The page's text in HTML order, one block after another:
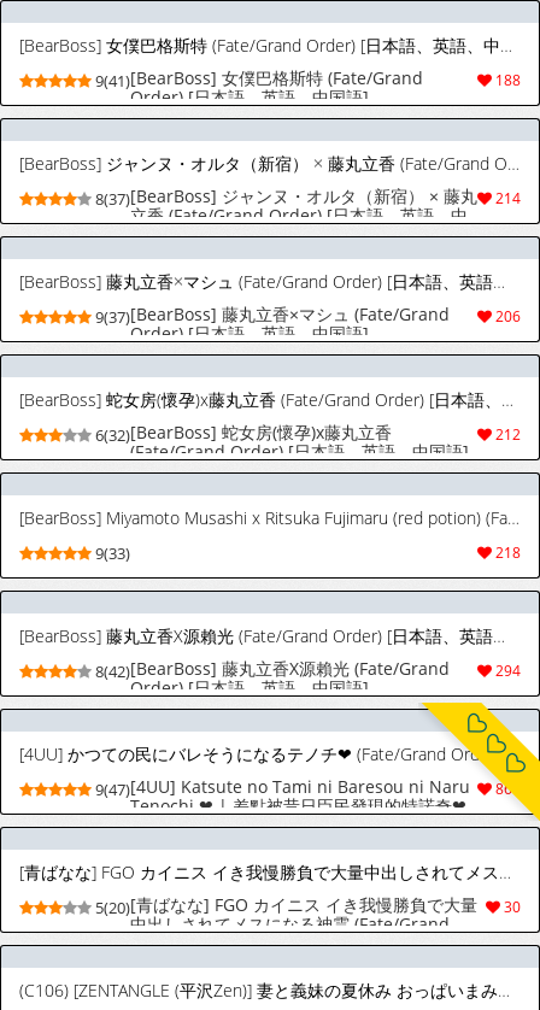
[BearBoss] 女僕巴格斯特 (Fate/Grand Order) [日本語、英語、中国語]
188
9(41)[BearBoss] 女僕巴格斯特 (Fate/Grand
Order) [日本語、英語、中国語]
[BearBoss] ジャンヌ・オルタ（新宿） × 藤丸立香 (Fate/Grand Order) [日本語、英語、中国語]
214
8(37)[BearBoss] ジャンヌ・オルタ（新宿） × 藤丸
立香 (Fate/Grand Order) [日本語、英語、中
国語]
[BearBoss] 藤丸立香×マシュ (Fate/Grand Order) [日本語、英語、中国語]
206
9(37)[BearBoss] 藤丸立香×マシュ (Fate/Grand
Order) [日本語、英語、中国語]
[BearBoss] 蛇女房(懷孕)x藤丸立香 (Fate/Grand Order) [日本語、英語、中国語]
212
6(32)[BearBoss] 蛇女房(懷孕)x藤丸立香
(Fate/Grand Order) [日本語、英語、中国語]
[BearBoss] Miyamoto Musashi x Ritsuka Fujimaru (red potion) (Fate/Grand Order) [Chinese, English, Japanese]
218
9(33)
[BearBoss] 藤丸立香X源賴光 (Fate/Grand Order) [日本語、英語、中国語]
294
8(42)[BearBoss] 藤丸立香X源賴光 (Fate/Grand
Order) [日本語、英語、中国語]
[4UU] かつての民にバレそうになるテノチ❤︎ (Fate/Grand Order) [中国翻訳]
860
9(47)[4UU] Katsute no Tami ni Baresou ni Naru
Tenochi ❤︎ | 差點被昔日臣民發現的特諾奇❤︎
(Fate/Grand Order) [Chinese] [無駄君個人漢
化]
[青ばなな] FGO カイニス イき我慢勝負で大量中出しされてメスになる神霊 (Fate/Grand Order)
30
5(20)[青ばなな] FGO カイニス イき我慢勝負で大量
中出しされてメスになる神霊 (Fate/Grand
Order)
(C106) [ZENTANGLE (平沢Zen)] 妻と義妹の夏休み おっぱいまみれあまマゾ種搾り -哀れな早漏絶倫マスターを添えて- (Fate/Grand Order) [韓国翻訳]